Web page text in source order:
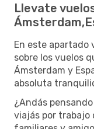
Llevate
En este apartado
sobre los vuelos
Ámsterdam y
absoluta
¿Andás
viajás por